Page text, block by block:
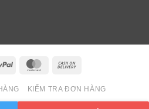
PayPal MasterCard
Delivery
KIỂM TRA ĐƠN HÀNG
©